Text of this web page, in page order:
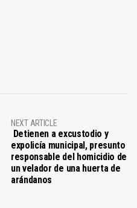
NEXT ARTICLE
Detienen a excustodio y
expolicía municipal, presunto
responsable del homicidio de
un velador de una huerta de
arándanos